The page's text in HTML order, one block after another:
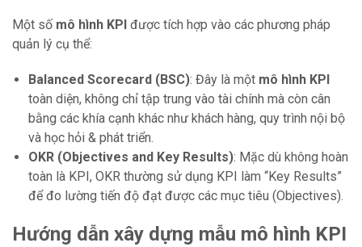
Một số mô hình KPI được tích hợp vào các phương pháp
quản lý cụ thể:
Balanced Scorecard (BSC): Đây là một mô hình KPI
toàn diện, không chỉ tập trung vào tài chính mà còn cân
bằng các khía cạnh khác như khách hàng, quy trình nội bộ
và học hỏi & phát triển.
OKR (Objectives and Key Results): Mặc dù không hoàn
toàn là KPI, OKR thường sử dụng KPI làm “Key Results”
để đo lường tiến độ đạt được các mục tiêu (Objectives).
Hướng dẫn xây dựng mẫu mô hình KPI